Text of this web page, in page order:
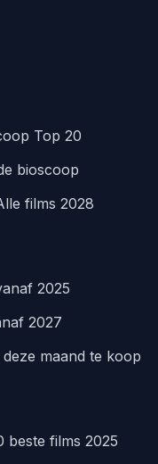
Top 20
bioscoop
films 2028
2025
2027
maand te koop
beste films 2025